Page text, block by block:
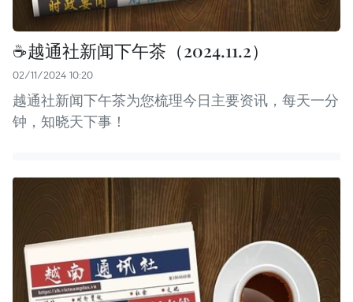
☕️越通社新闻下午茶（2024.11.2）
02/11/2024 10:20
越通社新闻下午茶为您梳理今日主要资讯，每天一分
钟，知晓天下事！